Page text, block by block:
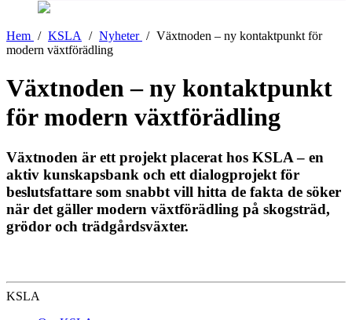
Hem / KSLA / Nyheter / Växtnoden – ny kontaktpunkt för
modern växtförädling
Växtnoden – ny kontaktpunkt
för modern växtförädling
Växtnoden är ett projekt placerat hos KSLA – en
aktiv kunskapsbank och ett dialogprojekt för
beslutsfattare som snabbt vill hitta de fakta de söker
när det gäller modern växtförädling på skogsträd,
grödor och trädgårdsväxter.
KSLA